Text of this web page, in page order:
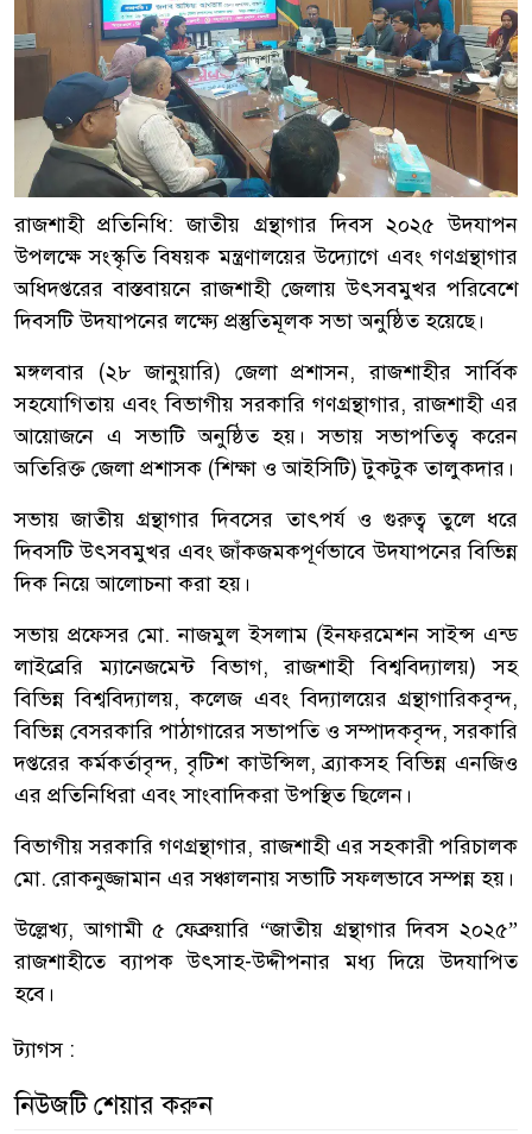
রাজশাহী প্রতিনিধি: জাতীয় গ্রন্থাগার দিবস ২০২৫ উদযাপন
উপলক্ষে সংস্কৃতি বিষয়ক মন্ত্রণালয়ের উদ্যোগে এবং গণগ্রন্থাগার
অধিদপ্তরের বাস্তবায়নে রাজশাহী জেলায় উৎসবমুখর পরিবেশে
দিবসটি উদযাপনের লক্ষ্যে প্রস্তুতিমূলক সভা অনুষ্ঠিত হয়েছে।
মঙ্গলবার (২৮ জানুয়ারি) জেলা প্রশাসন, রাজশাহীর সার্বিক
সহযোগিতায় এবং বিভাগীয় সরকারি গণগ্রন্থাগার, রাজশাহী এর
আয়োজনে এ সভাটি অনুষ্ঠিত হয়। সভায় সভাপতিত্ব করেন
অতিরিক্ত জেলা প্রশাসক (শিক্ষা ও আইসিটি) টুকটুক তালুকদার।
সভায় জাতীয় গ্রন্থাগার দিবসের তাৎপর্য ও গুরুত্ব তুলে ধরে
দিবসটি উৎসবমুখর এবং জাঁকজমকপূর্ণভাবে উদযাপনের বিভিন্ন
দিক নিয়ে আলোচনা করা হয়।
সভায় প্রফেসর মো. নাজমুল ইসলাম (ইনফরমেশন সাইন্স এন্ড
লাইব্রেরি ম্যানেজমেন্ট বিভাগ, রাজশাহী বিশ্ববিদ্যালয়) সহ
বিভিন্ন বিশ্ববিদ্যালয়, কলেজ এবং বিদ্যালয়ের গ্রন্থাগারিকবৃন্দ,
বিভিন্ন বেসরকারি পাঠাগারের সভাপতি ও সম্পাদকবৃন্দ, সরকারি
দপ্তরের কর্মকর্তাবৃন্দ, বৃটিশ কাউন্সিল, ব্র্যাকসহ বিভিন্ন এনজিও
এর প্রতিনিধিরা এবং সাংবাদিকরা উপস্থিত ছিলেন।
বিভাগীয় সরকারি গণগ্রন্থাগার, রাজশাহী এর সহকারী পরিচালক
মো. রোকনুজ্জামান এর সঞ্চালনায় সভাটি সফলভাবে সম্পন্ন হয়।
উল্লেখ্য, আগামী ৫ ফেব্রুয়ারি “জাতীয় গ্রন্থাগার দিবস ২০২৫”
রাজশাহীতে ব্যাপক উৎসাহ-উদ্দীপনার মধ্য দিয়ে উদযাপিত
হবে।
ট্যাগস :
নিউজটি শেয়ার করুন